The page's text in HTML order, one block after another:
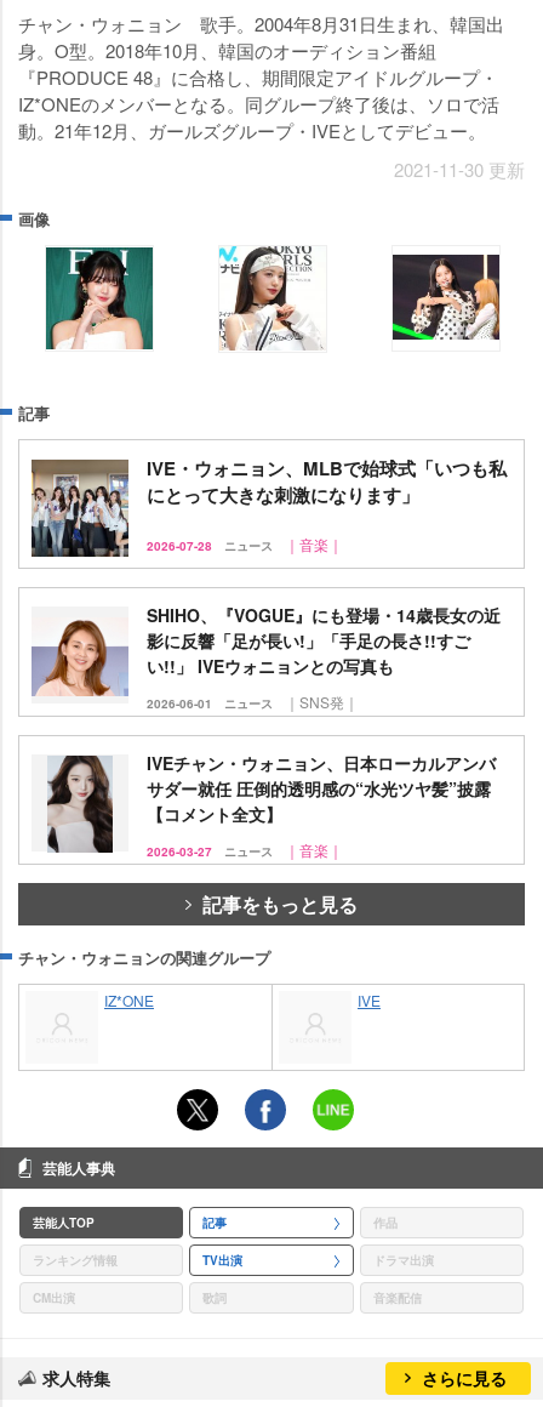
e
チャン・ウォニョン 歌手。2004年8月31日生まれ、韓国出
身。O型。2018年10月、韓国のオーディション番組
『PRODUCE 48』に合格し、期間限定アイドルグループ・
IZ*ONEのメンバーとなる。同グループ終了後は、ソロで活
動。21年12月、ガールズグループ・IVEとしてデビュー。
2021-11-30 更新
画像
記事
IVE・ウォニョン、MLBで始球式「いつも私
にとって大きな刺激になります」
2026-07-28 ニュース ｜音楽｜
SHIHO、『VOGUE』にも登場・14歳長女の近
影に反響「足が長い!」「手足の長さ!!すご
い!!」 IVEウォニョンとの写真も
2026-06-01 ニュース ｜SNS発｜
IVEチャン・ウォニョン、日本ローカルアンバ
サダー就任 圧倒的透明感の“水光ツヤ髪”披露
【コメント全文】
2026-03-27 ニュース ｜音楽｜
記事をもっと見る
チャン・ウォニョンの関連グループ
IZ*ONE IVE
芸能人事典
芸能人TOP 記事 作品
ランキング情報 TV出演 ドラマ出演
CM出演 歌詞 音楽配信
求人特集 さらに見る